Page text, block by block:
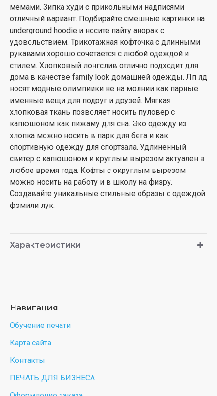
мемами. Зипка худи с прикольными надписями
отличный вариант. Подбирайте смешные картинки на
underground hoodie и носите пайту анорак с
удовольствием. Трикотажная кофточка с длинными
рукавами хорошо сочетается с любой одеждой и
стилем. Хлопковый лонгслив отлично подходит для
дома в качестве family look домашней одежды. Лп лд
носят модные олимпийки не на молнии как парные
именные вещи для подруг и друзей. Мягкая
хлопковая ткань позволяет носить пуловер с
капюшоном как пижаму для сна. Эко одежду из
хлопка можно носить в парк для бега и как
спортивную одежду для спортзала. Удлиненный
свитер с капюшоном и круглым вырезом актуален в
любое время года. Кофты с округлым вырезом
можно носить на работу и в школу на физру.
Создавайте уникальные стильные образы с одеждой
фэмили лук.
Характеристики
Навигация
Обучение печати
Карта сайта
Контакты
ПЕЧАТЬ ДЛЯ БИЗНЕСА